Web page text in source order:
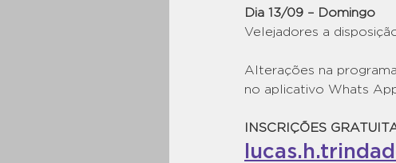
Dia 13/09 – Domingo
Velejadores a
Alterações na
no aplicativo Whats
INSCRIÇÕES